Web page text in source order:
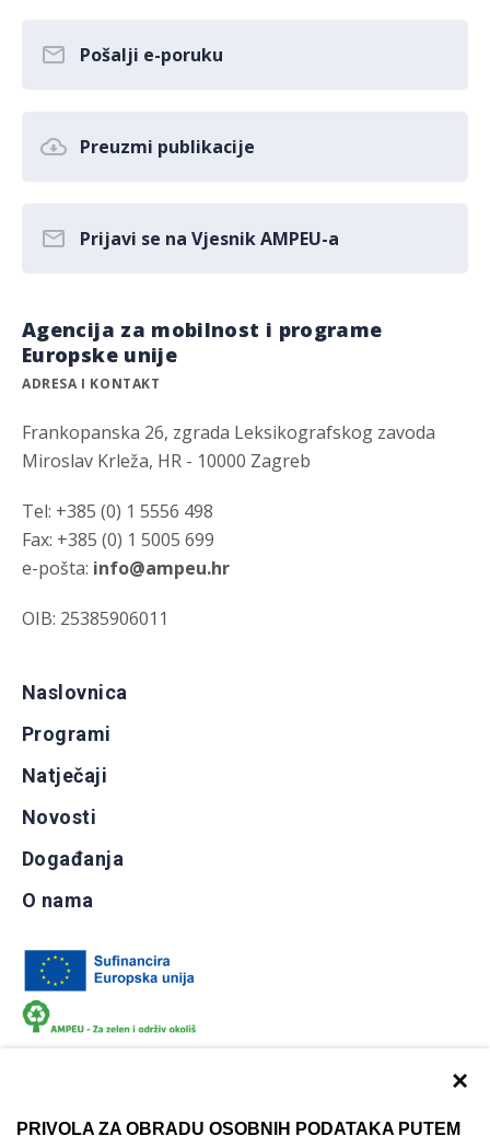
×
PRIVOLA ZA OBRADU OSOBNIH PODATAKA PUTEM
Pošalji e-poruku
Preuzmi publikacije
Prijavi se na Vjesnik AMPEU-a
Agencija za mobilnost i programe
Europske unije
ADRESA I KONTAKT
Frankopanska 26, zgrada Leksikografskog zavoda
Miroslav Krleža, HR - 10000 Zagreb
Tel: +385 (0) 1 5556 498
Fax: +385 (0) 1 5005 699
e-pošta: info@ampeu.hr
OIB: 25385906011
Naslovnica
Programi
Natječaji
Novosti
Događanja
O nama